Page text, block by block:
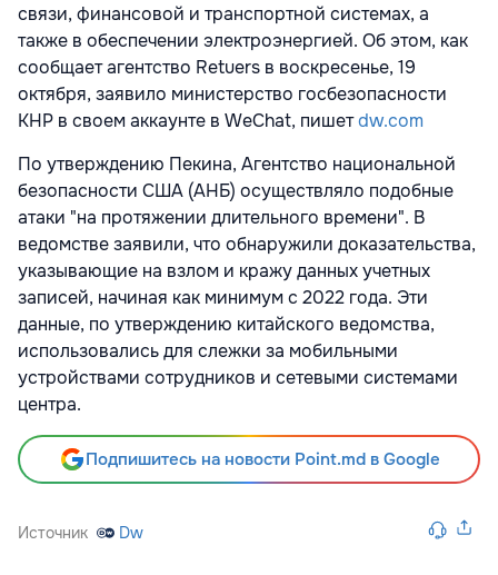
связи, финансовой и транспортной системах, а
также в обеспечении электроэнергией. Об этом, как
сообщает агентство Retuers в воскресенье, 19
октября, заявило министерство госбезопасности
КНР в своем аккаунте в WeChat, пишетdw.com
По утверждению Пекина, Агентство национальной
безопасности США (АНБ) осуществляло подобные
атаки "на протяжении длительного времени". В
ведомстве заявили, что обнаружили доказательства,
указывающие на взлом и кражу данных учетных
записей, начиная как минимум с 2022 года. Эти
данные, по утверждению китайского ведомства,
использовались для слежки за мобильными
устройствами сотрудников и сетевыми системами
центра.
Подпишитесь на новости Point.md в Google
Источник Dw